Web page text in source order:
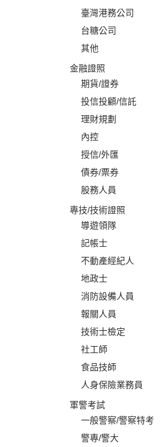
臺灣港務公司
台糖公司
其他
金融證照
期貨/證券
投信投顧/信託
理財規劃
內控
授信/外匯
債券/票券
股務人員
專技/技術證照
導遊領隊
記帳士
不動產經紀人
地政士
消防設備人員
報關人員
技術士檢定
社工師
食品技師
人身保險業務員
軍警考試
一般警察/警察特考
警專/警大